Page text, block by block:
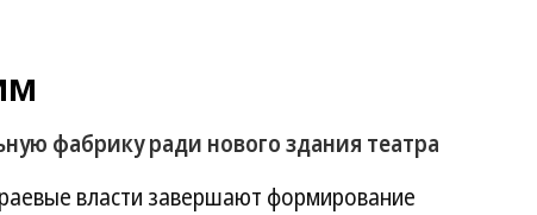
фабрику ради нового здания театра
власти завершают формирование